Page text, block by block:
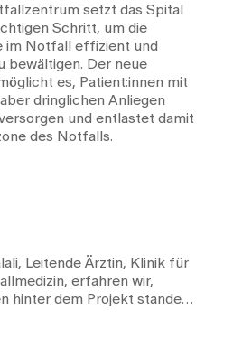
setzt das Spital
Schritt, um die
im Notfall effizient und
bewältigen. Der neue
es, Patient:innen mit
dringlichen Anliegen
und entlastet damit
des Notfalls.
Leitende Ärztin, Klinik für
, erfahren wir,
hinter dem Projekt standen,
für Patient:innen und das